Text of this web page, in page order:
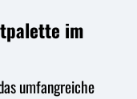
im
umfangreiche